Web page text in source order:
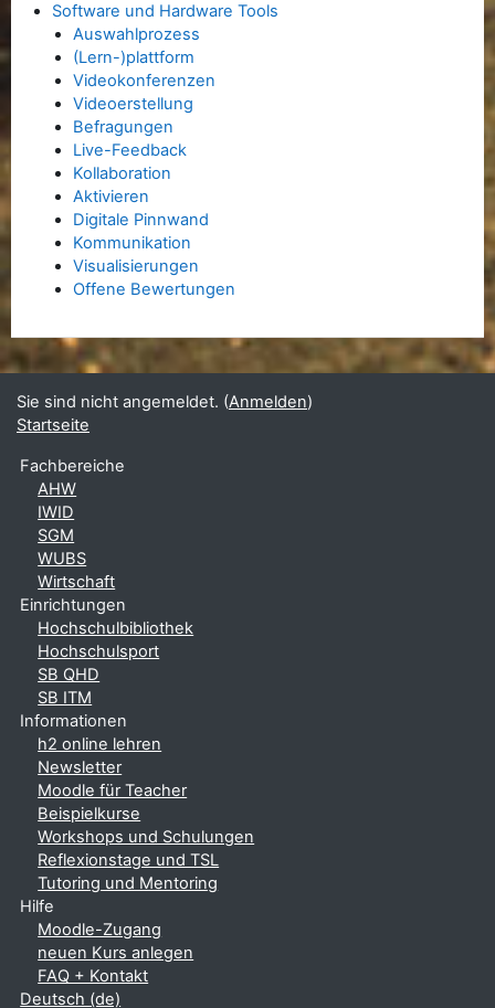
Software und Hardware Tools
Auswahlprozess
(Lern-)plattform
Videokonferenzen
Videoerstellung
Befragungen
Live-Feedback
Kollaboration
Aktivieren
Digitale Pinnwand
Kommunikation
Visualisierungen
Offene Bewertungen
Sie sind nicht angemeldet. (Anmelden)
Startseite
Fachbereiche
AHW
IWID
SGM
WUBS
Wirtschaft
Einrichtungen
Hochschulbibliothek
Hochschulsport
SB QHD
SB ITM
Informationen
h2 online lehren
Newsletter
Moodle für Teacher
Beispielkurse
Workshops und Schulungen
Reflexionstage und TSL
Tutoring und Mentoring
Hilfe
Moodle-Zugang
neuen Kurs anlegen
FAQ + Kontakt
Deutsch ‎(de)‎